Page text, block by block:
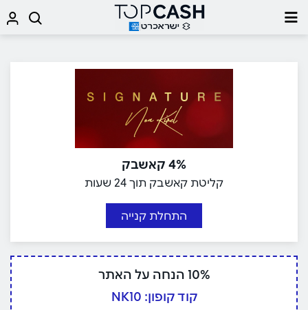
4% קאשבק
קליטת קאשבק תוך 24 שעות
התחלת קנייה
10% הנחה על האתר
קוד קופון: NK10